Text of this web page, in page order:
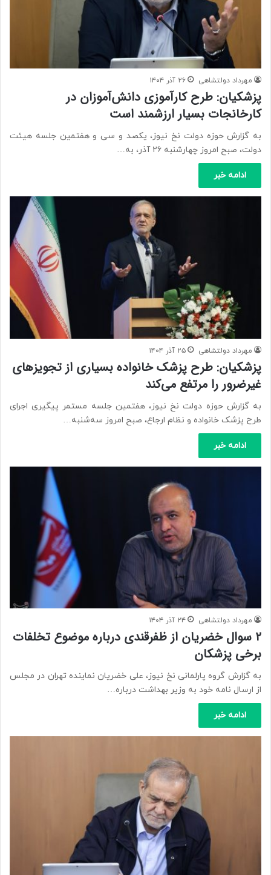
مهرداد دولتشاهی ۲۶ آذر ۱۴۰۴
پزشکیان: طرح کارآموزی دانش‌آموزان در
کارخانجات بسیار ارزشمند است
به گزارش حوزه دولت نخ نیوز، یکصد و سی و هفتمین جلسه هیئت
دولت، صبح امروز چهارشنبه ۲۶ آذر، به…
ادامه خبر
مهرداد دولتشاهی ۲۵ آذر ۱۴۰۴
پزشکیان: طرح پزشک خانواده بسیاری از تجویزهای
غیرضرور را مرتفع می‌کند
به گزارش حوزه دولت نخ نیوز، هفتمین جلسه مستمر پیگیری اجرای
طرح پزشک خانواده و نظام ارجاع، صبح امروز سه‌شنبه…
ادامه خبر
مهرداد دولتشاهی ۲۴ آذر ۱۴۰۴
۲ سوال خضریان از ظفرقندی درباره موضوع تخلفات
برخی پزشکان
به گزارش گروه پارلمانی نخ نیوز، علی خضریان نماینده تهران در مجلس
از ارسال نامه خود به وزیر بهداشت درباره…
ادامه خبر